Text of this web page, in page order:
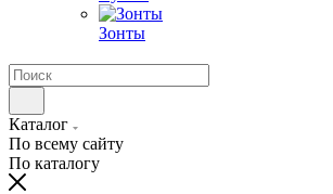
Зонты
Каталог
По всему сайту
По каталогу